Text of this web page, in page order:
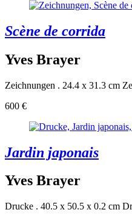
Scène de corrida
Yves Brayer
Zeichnungen . 24.4 x 31.3 cm
600 €
Jardin japonais
Yves Brayer
Drucke . 40.5 x 50.5 x 0.2 cm